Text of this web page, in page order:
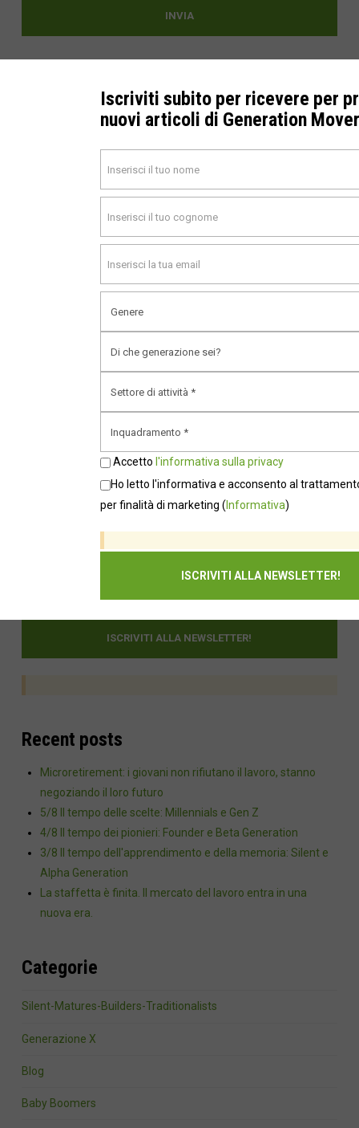
Iscriviti subito per ricevere per primo i
nuovi articoli di Generation Mover™
l'informativa sulla privacy
Ho letto l'informativa e acconsento al trattamento dei dati
Recent posts
Microretirement: i giovani non rifiutano il lavoro, stanno
negoziando il loro futuro
5/8 Il tempo delle scelte: Millennials e Gen Z
4/8 Il tempo dei pionieri: Founder e Beta Generation
3/8 Il tempo dell'apprendimento e della memoria: Silent e
Alpha Generation
La staffetta è finita. Il mercato del lavoro entra in una
nuova era.
Categorie
Silent-Matures-Builders-Traditionalists
Generazione X
Blog
Baby Boomers
Iscriviti subito per ricevere per
nuovi articoli di Generation
Accetto l'informativa sulla privacy
Ho letto l'informativa e acconsento al
per finalità di marketing ( Informativa)